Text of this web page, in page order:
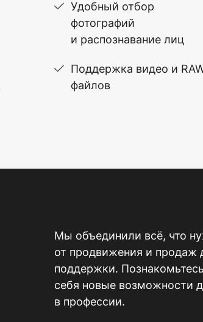
Удобный отбор
фотографий
и распознавание лиц
Поддержка видео и
файлов
Мы объединили всё, что
от продвижения и продаж
поддержки.
себя новые возможности
в профессии.